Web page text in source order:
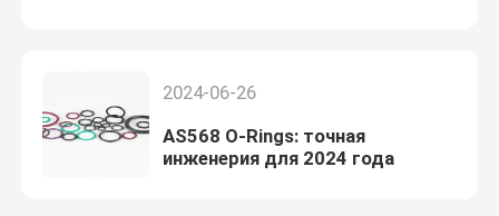
2024-06-26
AS568 O-Rings: точная
инженерия для 2024 года